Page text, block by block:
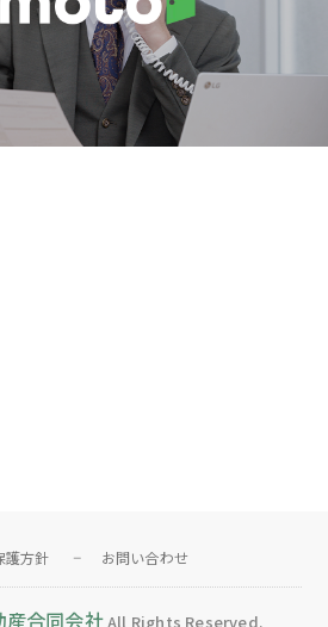
護方針 お問い合わせ
合同会社All Rights Reserved.